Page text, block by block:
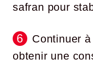
safran pour
Continuer
obtenir une